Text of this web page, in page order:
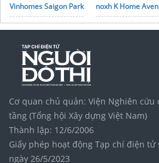
Vinhomes Saigon Park
noxh K Home
Tập đoàn Bcons Group
Các mẫuđồng hồ
Những mẫucặp da nam
MuaNước hoa Le LaboChính hãng
Cơ quan chủ quản: Viện Nghiên cứu
tầng (Tổng hội Xây dựng Việt Nam)
Thành lập: 12/6/2006
Giấy phép hoạt động Tạp chí điện tử
ngày 26/5/2023